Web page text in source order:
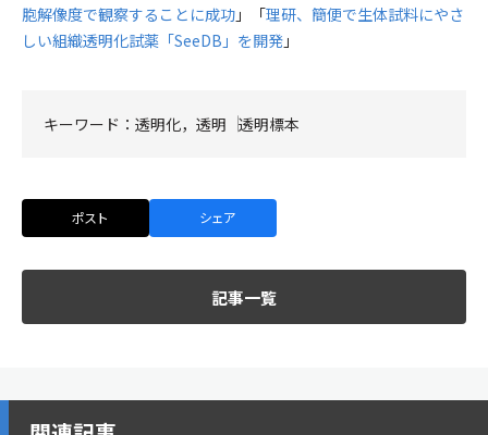
胞解像度で観察することに成功 」「理研、簡便で生体試料にやさ
しい組織透明化試薬「SeeDB」を開発 」
キーワード： 透明化，透明 透明標本
ポスト シェア
記事一覧